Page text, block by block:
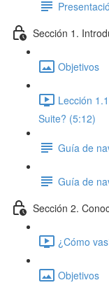
Sección 1.
Objetivos
Lección
Suite? (5:12)
Guía de
Guía de
Sección 2.
¿Cómo
Objetivos